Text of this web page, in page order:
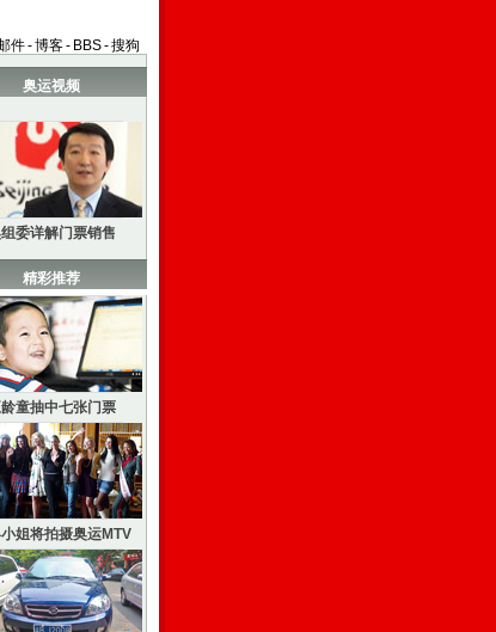
件-博客- BBS-搜狗
奥运视频
委详解门票销售
精彩推荐
童抽中七张门票
姐将拍摄奥运MTV